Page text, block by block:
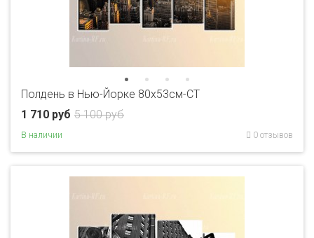
Полдень в Нью-Йорке 80x53см-CT
5 100 руб
1 710 руб
В наличии 0 отзывов